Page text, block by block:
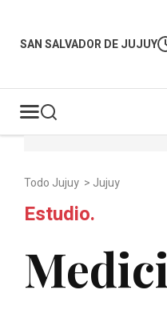
SAN SALVADOR DE JUJUY
Todo Jujuy > Jujuy
Estudio.